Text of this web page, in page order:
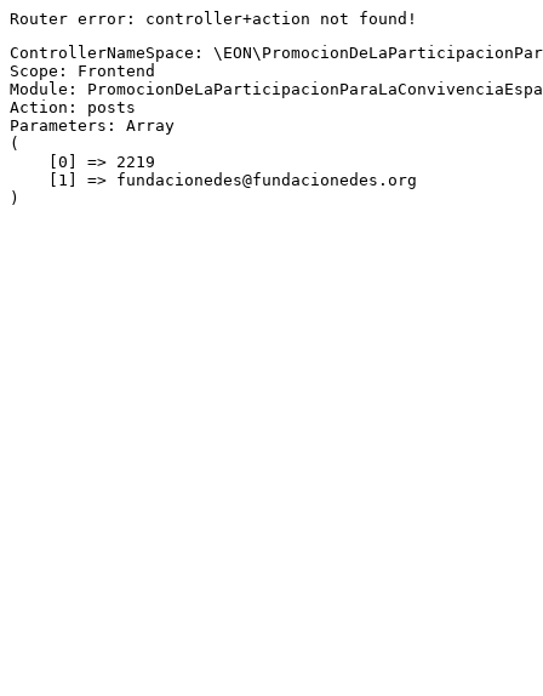
Router error: controller+action not found!
ControllerNameSpace:
Scope: Frontend
Module:
Action: posts
Parameters: Array
(
    [0] => 2219
    [1] => fundacionedes@fundacionedes.org